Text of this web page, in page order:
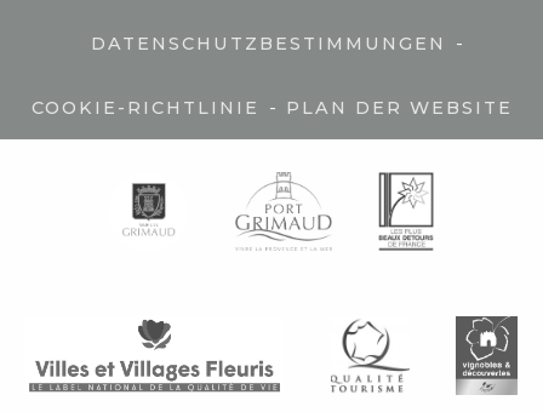
DATENSCHUTZBESTIMMUNGEN -
COOKIE-RICHTLINIE - PLAN DER WEBSITE